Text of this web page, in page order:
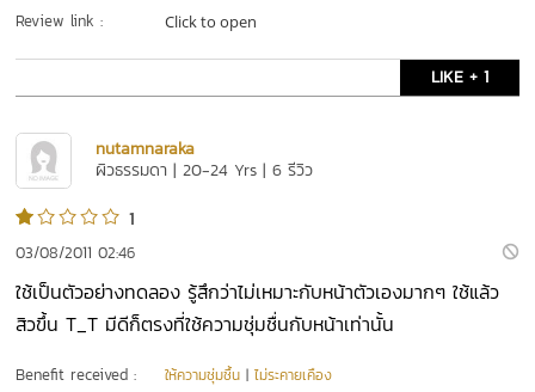
Review link : Click to open
LIKE + 1
nutamnaraka
ผิวธรรมดา | 20-24 Yrs | 6 รีวิว
1
03/08/2011 02:46
ใช้เป็นตัวอย่างทดลอง รู้สึกว่าไม่เหมาะกับหน้าตัวเองมากๆ ใช้แล้ว
สิวขึ้น T_T มีดีก็ตรงที่ใช้ความชุ่มชื่นกับหน้าเท่านั้น
Benefit received : ให้ความชุ่มชื้น |ไม่ระคายเคือง